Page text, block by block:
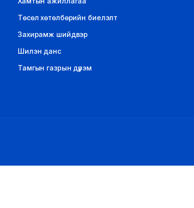
АВЛИГА МЭДЭЭ
Төсөл хөтөлбөрийн биелэлт
Захирамж шийдвэр
Шилэн данс
Тамгын газрын дүрэм